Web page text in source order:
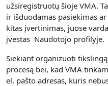
užsiregistruotų šioje VMA.
ir išduodamas pasiekimas
kitas įvertinimas, juose
įvestas Naudotojo profilyje.
Siekiant organizuoti
procesą bei, kad VMA
el. pašto adresas, kuris